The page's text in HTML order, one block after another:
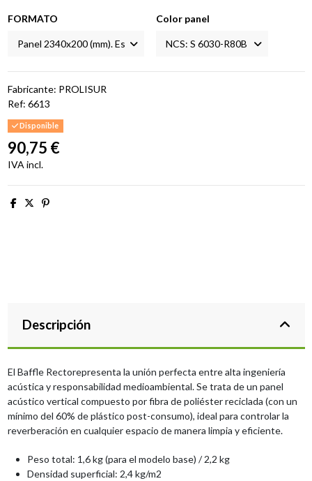
FORMATO Color panel
Fabricante: PROLISUR
Ref: 6613
Disponible
90,75 €
IVA incl.
Descripción
El Baffle Rectorepresenta la unión perfecta entre alta ingeniería
acústica y responsabilidad medioambiental. Se trata de un panel
acústico vertical compuesto por fibra de poliéster reciclada (con un
mínimo del 60% de plástico post-consumo), ideal para controlar la
reverberación en cualquier espacio de manera limpia y eficiente.
Peso total: 1,6 kg (para el modelo base) / 2,2 kg
Densidad superficial: 2,4 kg/m2